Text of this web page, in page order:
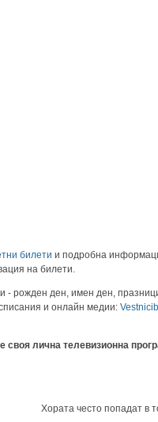
билети и подробна
на билети.
- рожден ден, имен ден,
и онлайн медии:
своя лична телевизионна
Хората често попадат в